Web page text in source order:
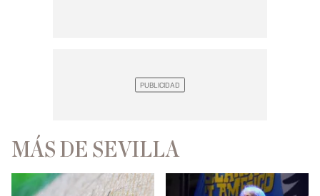
MÁS DE SEVILLA